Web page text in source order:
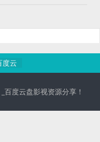
度云
度云盘影视资源分享！